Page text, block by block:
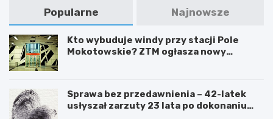
Popularne Najnowsze
Kto wybuduje windy przy stacji Pole
Mokotowskie? ZTM ogłasza nowy
Sprawa bez przedawnienia – 42-latek
usłyszał zarzuty 23 lata po dokonaniu